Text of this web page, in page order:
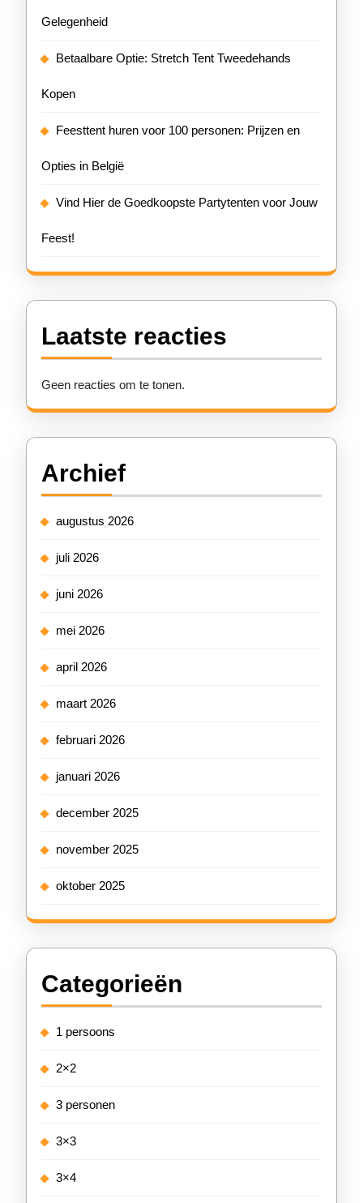
Gelegenheid
Betaalbare Optie: Stretch Tent Tweedehands
Kopen
Feesttent huren voor 100 personen: Prijzen en
Opties in België
Vind Hier de Goedkoopste Partytenten voor Jouw
Feest!
Laatste reacties
Geen reacties om te tonen.
Archief
augustus 2026
juli 2026
juni 2026
mei 2026
april 2026
maart 2026
februari 2026
januari 2026
december 2025
november 2025
oktober 2025
Categorieën
1 persoons
2×2
3 personen
3×3
3×4